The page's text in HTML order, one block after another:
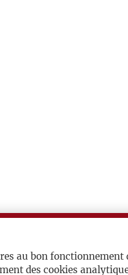
au bon fonctionnement
des cookies